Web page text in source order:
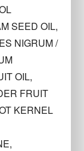
SEED OIL,
NIGRUM /
OIL,
FRUIT
KERNEL